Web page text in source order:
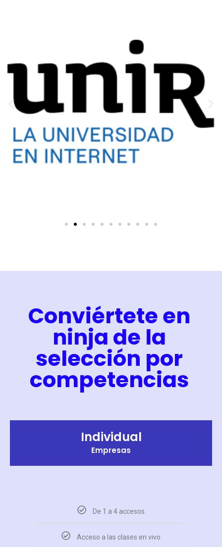
Conviértete en
ninja de la
selección por
competencias
Individual
Empresas
De 1 a 4 accesos
Acceso a las clases en vivo